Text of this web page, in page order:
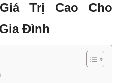
Trị Cao Cho
Đình